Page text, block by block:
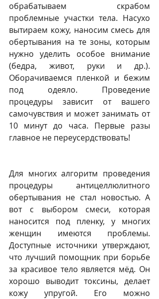
обрабатываем скрабом
проблемные участки тела. Насухо
вытираем кожу, наносим смесь для
обертывания на те зоны, которым
нужно уделить особое внимание
(бедра, живот, руки и др.).
Оборачиваемся пленкой и бежим
под одеяло. Проведение
процедуры зависит от вашего
самочувствия и может занимать от
10 минут до часа. Первые разы
главное не переусердствовать!
Для многих алгоритм проведения
процедуры антицеллюлитного
обертывания не стал новостью. А
вот с выбором смеси, которая
наносится под пленку, у многих
женщин имеются проблемы.
Доступные источники утверждают,
что лучший помощник при борьбе
за красивое тело является мёд. Он
хорошо выводит токсины, делает
кожу упругой. Его можно